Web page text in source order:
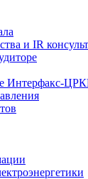
и IR
Интерфакс-